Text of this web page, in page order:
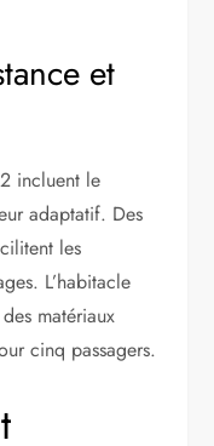
et
incluent le
adaptatif. Des
les
L’habitacle
matériaux
cinq passagers.